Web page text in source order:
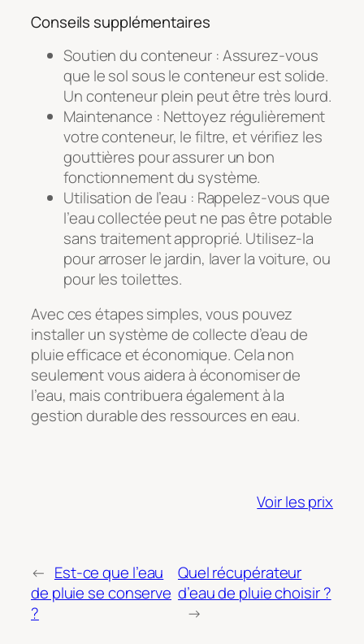
Conseils supplémentaires
Soutien du conteneur : Assurez-vous
que le sol sous le conteneur est solide.
Un conteneur plein peut être très lourd.
Maintenance : Nettoyez régulièrement
votre conteneur, le filtre, et vérifiez les
gouttières pour assurer un bon
fonctionnement du système.
Utilisation de l’eau : Rappelez-vous que
l’eau collectée peut ne pas être potable
sans traitement approprié. Utilisez-la
pour arroser le jardin, laver la voiture, ou
pour les toilettes.
Avec ces étapes simples, vous pouvez
installer un système de collecte d’eau de
pluie efficace et économique. Cela non
seulement vous aidera à économiser de
l’eau, mais contribuera également à la
gestion durable des ressources en eau.
Voir les prix
← Est-ce que l’eau
de pluie se conserve
?
Quel récupérateur
d’eau de pluie choisir ?
→